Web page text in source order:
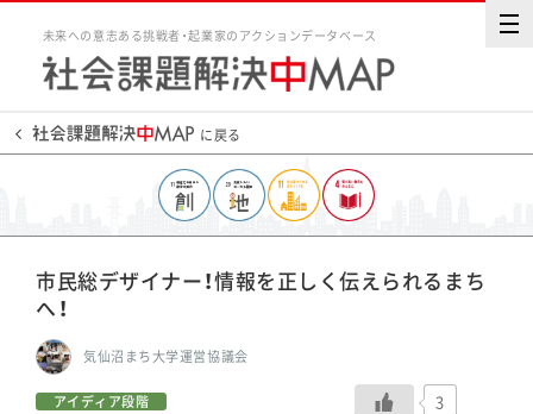
未来への意志ある挑戦者・起業家のアクションデータベース
に戻る
市民総デザイナー！情報を正しく伝えられるまち
へ！
気仙沼まち大学運営協議会
アイディア段階 3